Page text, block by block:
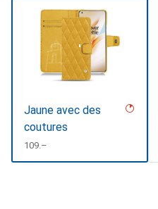
Jaune avec des
coutures
CHF
109.–